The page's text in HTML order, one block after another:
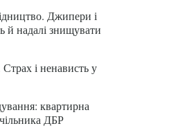
Джипери і
й надалі знищувати
і ненависть у
квартирна
ДБР